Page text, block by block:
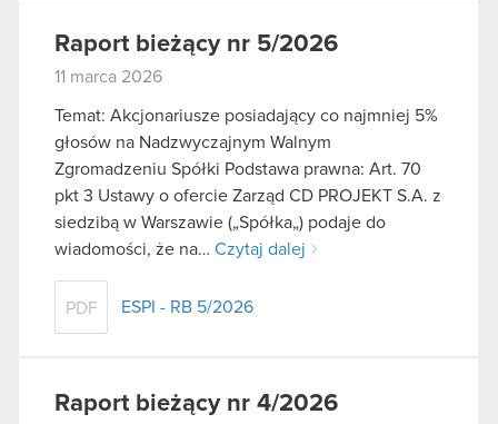
Raport bieżący nr 5/2026
11 marca 2026
Temat: Akcjonariusze posiadający co najmniej 5%
głosów na Nadzwyczajnym Walnym
Zgromadzeniu Spółki Podstawa prawna: Art. 70
pkt 3 Ustawy o ofercie Zarząd CD PROJEKT S.A. z
siedzibą w Warszawie („Spółka„) podaje do
wiadomości, że na… Czytaj dalej
PDF ESPI - RB 5/2026
Raport bieżący nr 4/2026